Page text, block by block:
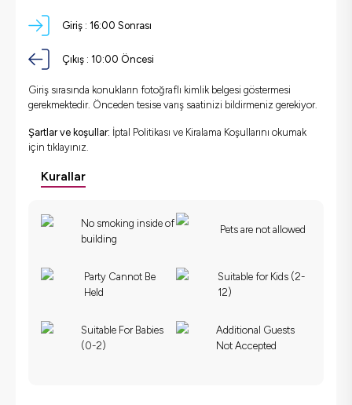
Giriş : 16:00 Sonrası
Çıkış : 10:00 Öncesi
Giriş sırasında konukların fotoğraflı kimlik belgesi göstermesi
gerekmektedir. Önceden tesise varış saatinizi bildirmeniz gerekiyor.
Şartlar ve koşullar: İptal Politikası ve Kiralama Koşullarını okumak
için tıklayınız.
Kurallar
No smoking inside of
building
Pets are not allowed
Party Cannot Be
Held
Suitable for Kids (2-
12)
Suitable For Babies
(0-2)
Additional Guests
Not Accepted